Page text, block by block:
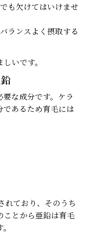
も欠けてはいけませ
ランスよく摂取する
いです。
な成分です。ケラ
であるため育毛には
れており、そのうち
ことから亜鉛は育毛